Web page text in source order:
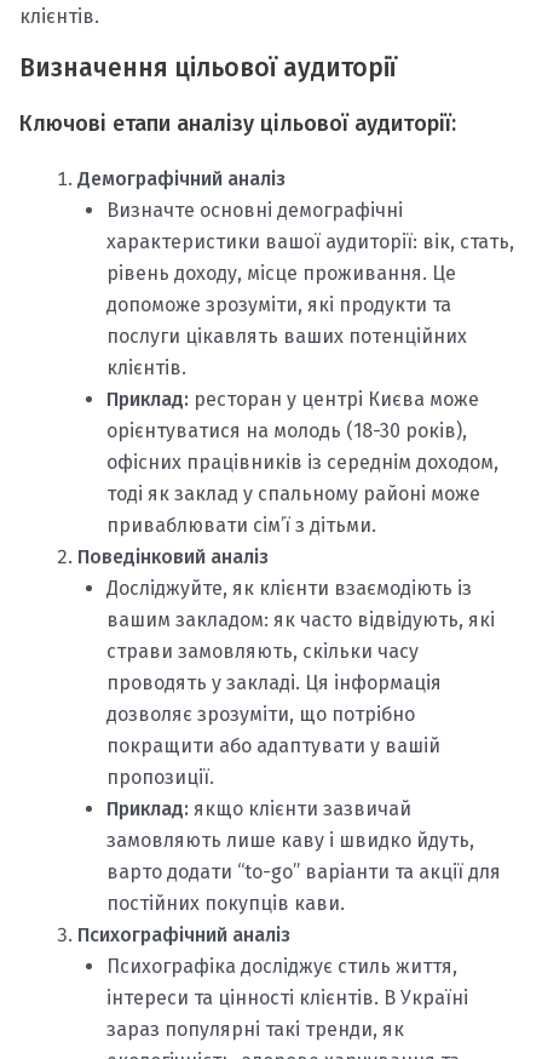
клієнтів.
Визначення цільової аудиторії
Ключові етапи аналізу цільової аудиторії:
Демографічний аналіз
Визначте основні демографічні
характеристики вашої аудиторії: вік, стать,
рівень доходу, місце проживання. Це
допоможе зрозуміти, які продукти та
послуги цікавлять ваших потенційних
клієнтів.
Приклад: ресторан у центрі Києва може
орієнтуватися на молодь (18-30 років),
офісних працівників із середнім доходом,
тоді як заклад у спальному районі може
приваблювати сім’ї з дітьми.
Поведінковий аналіз
Досліджуйте, як клієнти взаємодіють із
вашим закладом: як часто відвідують, які
страви замовляють, скільки часу
проводять у закладі. Ця інформація
дозволяє зрозуміти, що потрібно
покращити або адаптувати у вашій
пропозиції.
Приклад: якщо клієнти зазвичай
замовляють лише каву і швидко йдуть,
варто додати “to-go” варіанти та акції для
постійних покупців кави.
Психографічний аналіз
Психографіка досліджує стиль життя,
інтереси та цінності клієнтів. В Україні
зараз популярні такі тренди, як